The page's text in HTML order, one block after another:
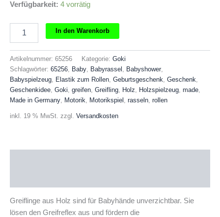
Verfügbarkeit: 4 vorrätig
Greifling
zum
Rollen
Menge
In den Warenkorb
Artikelnummer: 65256 Kategorie: Goki
Schlagwörter: 65256, Baby, Babyrassel , Babyshower,
Babyspielzeug, Elastik zum Rollen, Geburtsgeschenk, Geschenk,
Geschenkidee, Goki, greifen, Greifling, Holz, Holzspielzeug, made,
Made in Germany, Motorik, Motorikspiel , rasseln, rollen
inkl. 19 % MwSt. zzgl. Versandkosten
Greiflinge aus Holz sind für Babyhände unverzichtbar. Sie
lösen den Greifreflex aus und fördern die